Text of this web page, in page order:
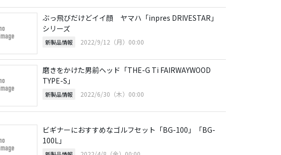
ぶっ飛びだけどイイ顔 ヤマハ「inpres DRIVESTAR」
シリーズ
新製品情報 2022/9/12（月）00:00
磨きをかけた男前ヘッド「THE-G Ti FAIRWAYWOOD
TYPE-S」
新製品情報 2022/6/30（木）00:00
ビギナーにおすすめなゴルフセット「BG-100」「BG-
100L」